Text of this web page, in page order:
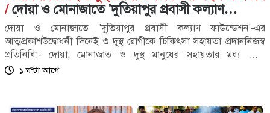
/দোয়া ও মোনাজাতে 'দুতিয়াপুর প্রবাসী কল্যাণ
ফাউন্ডেশন'-এর আত্মপ্রকাশ
দোয়া ও মোনাজাতে 'দুতিয়াপুর প্রবাসী কল্যাণ ফাউন্ডেশন'-এর
আত্মপ্রকাশউদ্বোধনী দিনেই ৩ দুস্থ রোগীকে চিকিৎসা সহায়তা প্রদাননিজস্ব
প্রতিনিধি:- দোয়া, মোনাজাত ও দুস্থ মানুষের সহায়তার মধ্য দিয়ে
আনুষ্ঠানিকভাবে পথচলা শুরু করল সম্পূর্ণ অরাজনৈতিক মানবিক ও
আত্মপ্রকাশ ঘটে।ফাউন্ডেশনের শুভ উদ্বোধনের দিনেই মানবিক দৃষ্টিকোণ
১ ঘন্টা আগে